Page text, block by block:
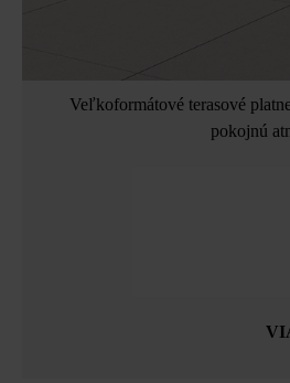
Veľkoformátové terasové
pokojnú